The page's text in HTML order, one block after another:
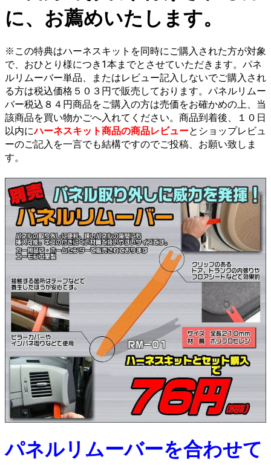
に、お薦めいたします。
※この特典はハーネスキットを同時にご購入された方が対象
で、おひとり様につき1本までとさせていただきます。パネ
ルリムーバー単品、またはレビュー記入しないでご購入され
る方は税込価格５０３円で販売しております。パネルリムー
バー税込８４円商品をご購入の方は売価をお確かめの上、当
該商品を買い物かごへ入れてください。商品到着後、１０日
以内にハーネスキット商品の商品レビューと ショップレビュ
ーのご記入を一言でも結構ですのでご投稿、お願い致しま
す。
パネルリムーバーを合わせて